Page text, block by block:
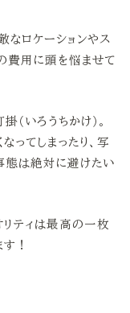
なロケーションやス
費用に頭を悩ませて
（いろうちかけ）。
ってしまったり、写
態は絶対に避けたい
リティは最高の一枚
！